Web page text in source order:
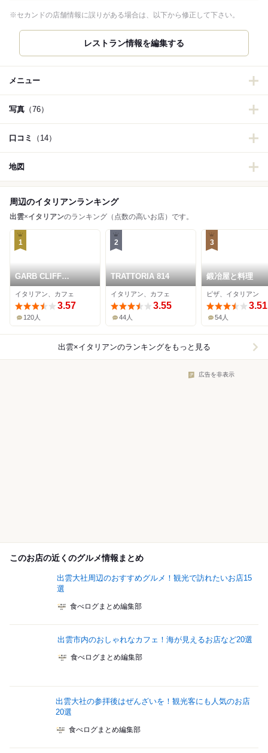
※セカンドの店舗情報に誤りがある場合は、以下から修正して下さい。
メニュー
写真 （76）
口コミ （14）
地図
周辺のイタリアンランキング
出雲×イタリアンのランキング（点数の高いお店）です。
1
GARB CLIFF
TERRACE IZUMO
イタリアン、カフェ
3.57
120人
2
TRATTORIA 814
イタリアン、カフェ
3.55
44人
3
鍛冶屋と料理
ピザ、イタリアン
3.51
54人
出雲×イタリアンのランキングをもっと見る
広告を非表示
このお店の近くのグルメ情報まとめ
出雲大社周辺のおすすめグルメ！観光で訪れたいお店15
選
食べログまとめ編集部
出雲市内のおしゃれなカフェ！海が見えるお店など20選
食べログまとめ編集部
出雲大社の参拝後はぜんざいを！観光客にも人気のお店
20選
食べログまとめ編集部